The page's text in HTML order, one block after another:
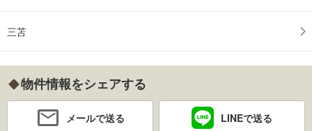
三苫
物件情報をシェアする
メールで送る LINEで送る